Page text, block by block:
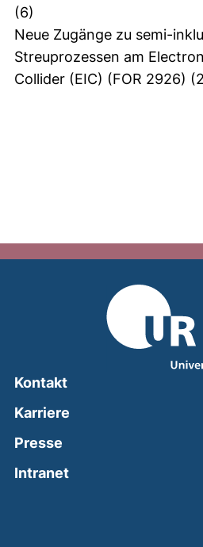
(6)
Neue Zugänge zu semi-
Streuprozessen am
Collider (EIC) (FOR 2926)
Kontakt
Karriere
Presse
Intranet(external link,